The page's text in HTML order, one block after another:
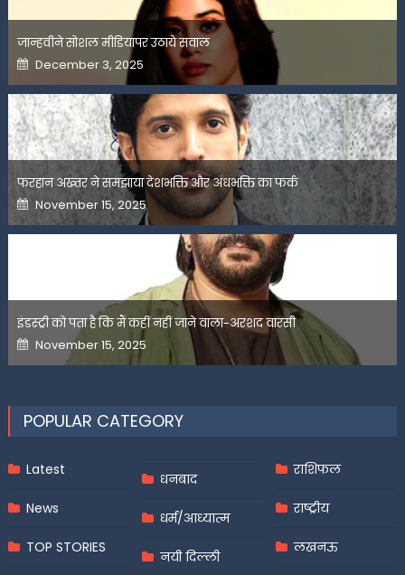
जान्हवीने सोशल मीडियापर उठाये सवाल
Posted
on
December 3, 2025
फरहान अख्तर ने समझाया देशभक्ति और अंधभक्ति का फर्क
Posted
on
November 15, 2025
इंडस्ट्री को पता है कि मैं कहीं नहीं जाने वाला-अरशद वारसी
Posted
on
November 15, 2025
POPULAR CATEGORY
Latest
News
TOP STORIES
धनबाद
धर्म/आध्यात्म
नयी दिल्ली
राशिफल
राष्ट्रीय
लखनऊ